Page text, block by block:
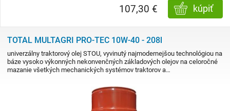
kúpiť
107,30 €
TOTAL MULTAGRI PRO-TEC 10W-40 - 208l
univerzálny traktorový olej STOU, vyvinutý najmodernejšou technológiou na
báze vysoko výkonných nekonvenčných základových olejov na celoročné
mazanie všetkých mechanických systémov traktorov a…